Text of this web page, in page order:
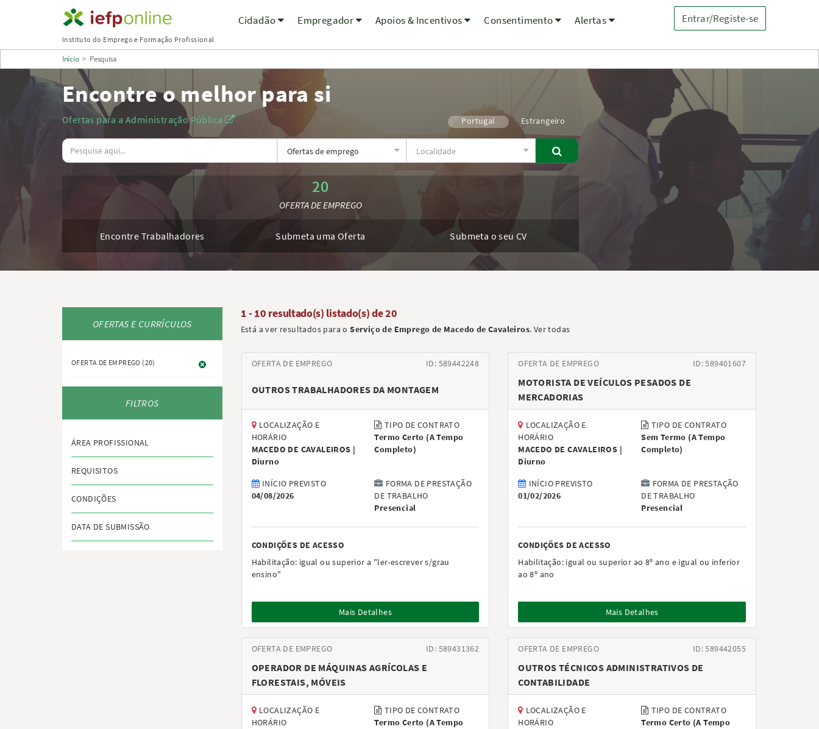
principal
Instituto do Emprego e Formação Profissional
Entrar/Registe-se
Cidadão Empregador Apoios & Incentivos Consentimento Alertas
Início > Pesquisa
Encontre o melhor para si
Ofertas para a Administração Pública Portugal Estrangeiro
20
OFERTA DE EMPREGO
Encontre Trabalhadores Submeta uma Oferta Submeta o seu CV
OFERTAS E CURRÍCULOS
OFERTA DE EMPREGO (20)
FILTROS
ÁREA PROFISSIONAL
REQUISITOS
CONDIÇÕES
DATA DE SUBMISSÃO
1 - 10 resultado(s) listado(s) de20
Está a ver resultados para oServiço de Emprego de Macedo de Cavaleiros. Ver todas
OFERTA DE EMPREGO ID: 589442248
OUTROS TRABALHADORES DA MONTAGEM
LOCALIZAÇÃO E
HORÁRIO
MACEDO DE CAVALEIROS |
Diurno
TIPO DE CONTRATO
Termo Certo (A Tempo
Completo)
INÍCIO PREVISTO
04/08/2026
FORMA DE PRESTAÇÃO
DE TRABALHO
Presencial
CONDIÇÕES DE ACESSO
Habilitação: igual ou superior a "ler-escrever s/grau
ensino"
Mais Detalhes
OFERTA DE EMPREGO ID: 589401607
MOTORISTA DE VEÍCULOS PESADOS DE
MERCADORIAS
LOCALIZAÇÃO E
HORÁRIO
MACEDO DE CAVALEIROS |
Diurno
TIPO DE CONTRATO
Sem Termo (A Tempo
Completo)
INÍCIO PREVISTO
01/02/2026
FORMA DE PRESTAÇÃO
DE TRABALHO
Presencial
CONDIÇÕES DE ACESSO
Habilitação: igual ou superior ao 8º ano e igual ou inferior
ao 8º ano
Mais Detalhes
OFERTA DE EMPREGO ID: 589431362
OPERADOR DE MÁQUINAS AGRÍCOLAS E
FLORESTAIS, MÓVEIS
LOCALIZAÇÃO E
HORÁRIO
TIPO DE CONTRATO
Termo Certo (A Tempo
OFERTA DE EMPREGO ID: 589442055
OUTROS TÉCNICOS ADMINISTRATIVOS DE
CONTABILIDADE
LOCALIZAÇÃO E
HORÁRIO
TIPO DE CONTRATO
Termo Certo (A Tempo